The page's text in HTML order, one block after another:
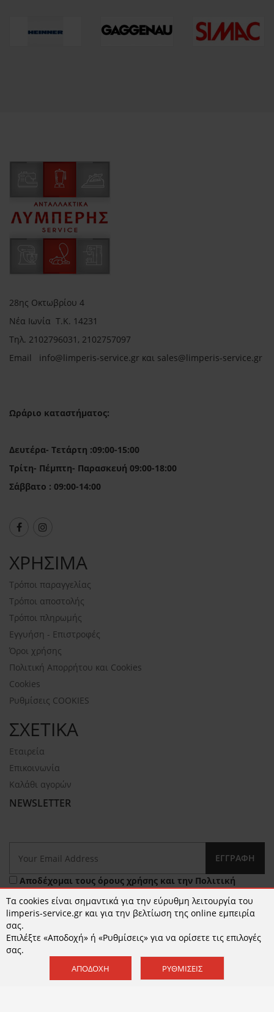
28ης Οκτωβρίου 4
Νέα Ιωνία Τ.Κ. 14231
Τηλ. 2102796031, 2102757097
Email info@limperis-service.gr και sales@limperis-service.gr
Ωράριο καταστήματος:
Δευτέρα- Τετάρτη :09:00-15:00
Τρίτη- Πέμπτη- Παρασκευή 09:00-18:00
Σάββατο : 09:00-14:00
ΧΡΗΣΙΜΑ
Τρόποι παραγγελίας
Τρόποι αποστολής
Τρόποι πληρωμής
Εγγυήση - Επιστροφές
Όροι χρήσης
Πολιτική Απορρήτου και Cookies
Cookies
Ρυθμίσεις COOKIES
ΣΧΕΤΙΚΑ
Εταιρεία
Επικοινωνία
Καλάθι αγορών
NEWSLETTER
ΕΓΓΡΑΦΉ
Αποδέχομαι τους όρους χρήσης και την Πολιτική
Τα cookies είναι σημαντικά για την εύρυθμη λειτουργία του
limperis-service.gr και για την βελτίωση της online εμπειρία
σας.
Επιλέξτε «Αποδοχή» ή «Ρυθμίσεις» για να ορίσετε τις επιλογές
σας.
ΑΠΟΔΟΧΉ ΡΥΘΜΊΣΕΙΣ